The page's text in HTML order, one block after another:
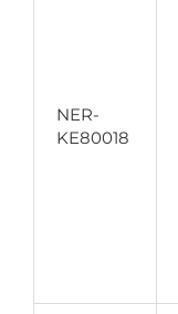
NER-
KE80018